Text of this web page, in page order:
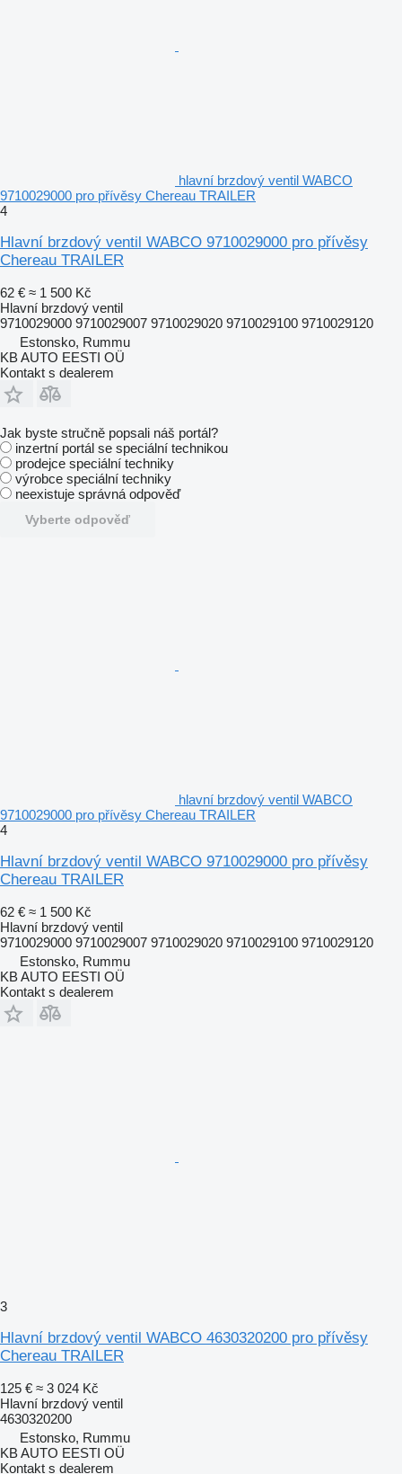
hlavní brzdový ventil WABCO
9710029000 pro přívěsy Chereau TRAILER
4
Hlavní brzdový ventil WABCO 9710029000 pro přívěsy
Chereau TRAILER
62 € ≈ 1 500 Kč
Hlavní brzdový ventil
9710029000 9710029007 9710029020 9710029100 9710029120
Estonsko, Rummu
KB AUTO EESTI OÜ
Kontakt s dealerem
Jak byste stručně popsali náš portál?
inzertní portál se speciální technikou
prodejce speciální techniky
výrobce speciální techniky
neexistuje správná odpověď
Vyberte odpověď
hlavní brzdový ventil WABCO
9710029000 pro přívěsy Chereau TRAILER
4
Hlavní brzdový ventil WABCO 9710029000 pro přívěsy
Chereau TRAILER
62 € ≈ 1 500 Kč
Hlavní brzdový ventil
9710029000 9710029007 9710029020 9710029100 9710029120
Estonsko, Rummu
KB AUTO EESTI OÜ
Kontakt s dealerem
3
Hlavní brzdový ventil WABCO 4630320200 pro přívěsy
Chereau TRAILER
125 € ≈ 3 024 Kč
Hlavní brzdový ventil
4630320200
Estonsko, Rummu
KB AUTO EESTI OÜ
Kontakt s dealerem